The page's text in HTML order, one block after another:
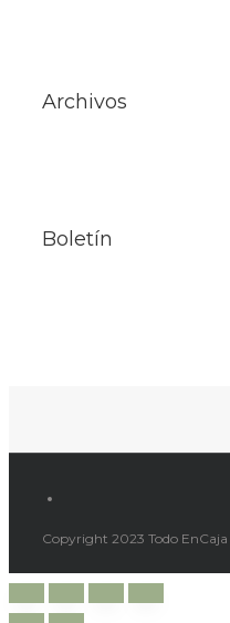
Archivos
Boletín
Copyright 2023 Todo EnCaja